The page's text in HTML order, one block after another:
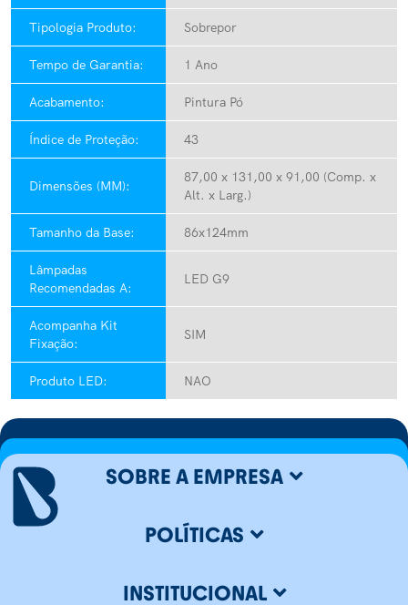
Tipologia Produto: Sobrepor
Tempo de Garantia: 1 Ano
Acabamento: Pintura Pó
Índice de Proteção: 43
Dimensões (MM):
87,00 x 131,00 x 91,00 (Comp. x
Alt. x Larg.)
Tamanho da Base: 86x124mm
Lâmpadas
Recomendadas A:
LED G9
Acompanha Kit
Fixação:
SIM
Produto LED: NAO
SOBRE A EMPRESA
POLÍTICAS
INSTITUCIONAL